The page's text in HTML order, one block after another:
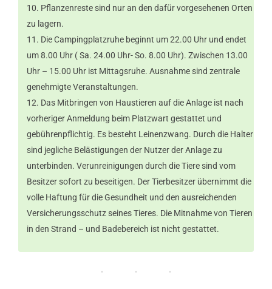
Pflanzenreste sind nur an den dafür vorgesehenen Orten
zu lagern.
Die Campingplatzruhe beginnt um 22.00 Uhr und endet
um 8.00 Uhr ( Sa. 24.00 Uhr- So. 8.00 Uhr). Zwischen 13.00
Uhr – 15.00 Uhr ist Mittagsruhe. Ausnahme sind zentrale
genehmigte Veranstaltungen.
Das Mitbringen von Haustieren auf die Anlage ist nach
vorheriger Anmeldung beim Platzwart gestattet und
gebührenpflichtig. Es besteht Leinenzwang. Durch die Halter
sind jegliche Belästigungen der Nutzer der Anlage zu
unterbinden. Verunreinigungen durch die Tiere sind vom
Besitzer sofort zu beseitigen. Der Tierbesitzer übernimmt die
volle Haftung für die Gesundheit und den ausreichenden
Versicherungsschutz seines Tieres. Die Mitnahme von Tieren
in den Strand – und Badebereich ist nicht gestattet.